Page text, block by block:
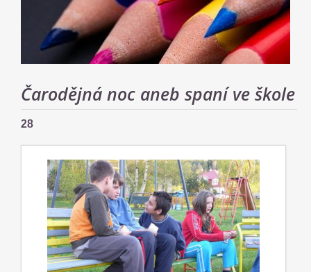
Čarodějná noc aneb spaní ve škole
28